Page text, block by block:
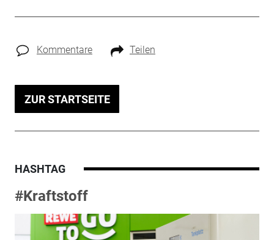
Kommentare Teilen
ZUR STARTSEITE
HASHTAG
#Kraftstoff